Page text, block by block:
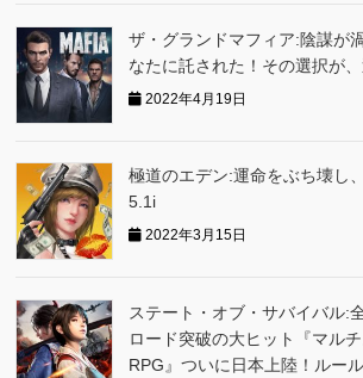
ザ・グランドマフィア:陰謀が
なたに託された！その選択が
2022年4月19日
極道のエデン:運命をぶち壊し
5.1i
2022年3月15日
ステート・オブ・サバイバル:
ロード突破の大ヒット『マル
RPG』ついに日本上陸！ルー